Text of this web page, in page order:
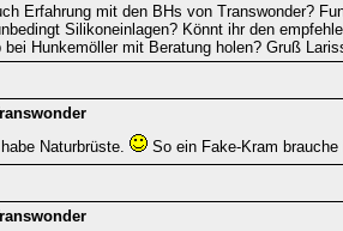
Erfahrung mit den BHs von Transwonder?
Silikoneinlagen? Könnt ihr den
Hunkemöller mit Beratung holen? Gruß
Naturbrüste.
So ein Fake-Kram brauche